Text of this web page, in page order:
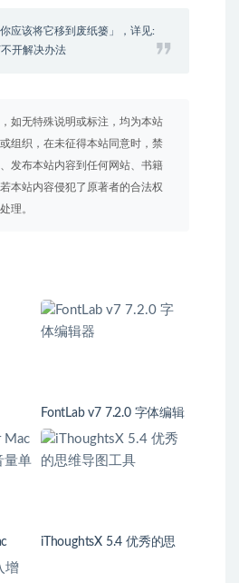
应该将它移到废纸篓」，详见:
开解决办法
如无特殊说明或标注，均为本站
组织，在未征得本站同意时，禁
发布本站内容到任何网站、书籍
本站内容侵犯了原著者的合法权
理。
FontLab v7 7.2.0 字体编辑
器
iThoughtsX 5.4 优秀的思